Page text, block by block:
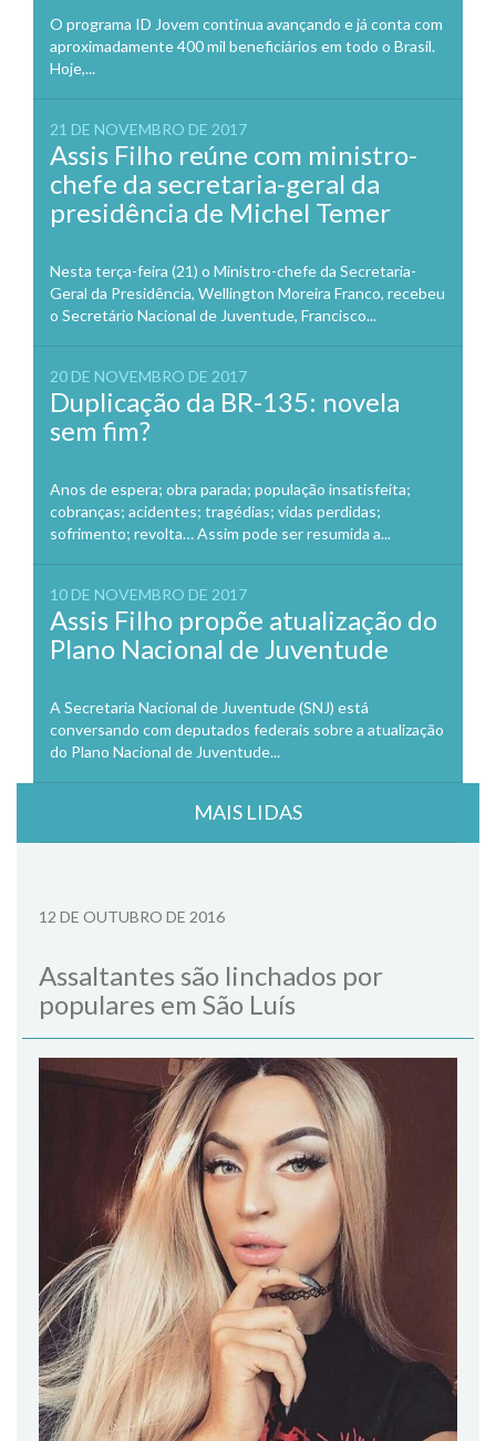
O programa ID Jovem continua avançando e já conta com
aproximadamente 400 mil beneficiários em todo o Brasil.
Hoje,...
21 DE NOVEMBRO DE 2017
Assis Filho reúne com ministro-
chefe da secretaria-geral da
presidência de Michel Temer
Nesta terça-feira (21) o Ministro-chefe da Secretaria-
Geral da Presidência, Wellington Moreira Franco, recebeu
o Secretário Nacional de Juventude, Francisco...
20 DE NOVEMBRO DE 2017
Duplicação da BR-135: novela
sem fim?
Anos de espera; obra parada; população insatisfeita;
cobranças; acidentes; tragédias; vidas perdidas;
sofrimento; revolta… Assim pode ser resumida a...
10 DE NOVEMBRO DE 2017
Assis Filho propõe atualização do
Plano Nacional de Juventude
A Secretaria Nacional de Juventude (SNJ) está
conversando com deputados federais sobre a atualização
do Plano Nacional de Juventude...
MAIS LIDAS
12 DE OUTUBRO DE 2016
Assaltantes são linchados por
populares em São Luís